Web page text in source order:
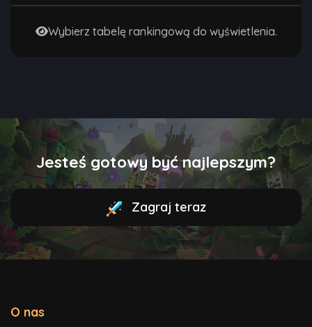
Wybierz tabelę rankingową do wyświetlenia.
Jesteś gotowy być najlepszym?
Zagraj teraz
O nas